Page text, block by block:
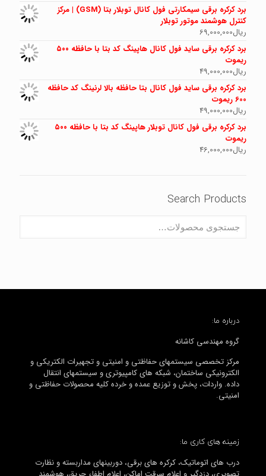
برد کرکره برقی سیمکارتی فول کانال توبلار بتا (GSM) | مرکز
کنترل هوشمند موتور توبلار
ریال69,000,000
برد کرکره برقی ساید فول کانال هاپینگ کد بتا با حافظه ۵۰۰
ریموت
ریال49,000,000
برد کرکره برقی ساید فول کانال بتا حافظه بالا لرنینگ کد حافظه
600 ریموت
ریال49,000,000
برد کرکره برقی فول کانال توبلار هاپینگ کد بتا با حافظه ۵۰۰
ریموت
ریال46,000,000
Search Products
درباره ما:
گروه مهندسی کاشانه
مرکز تخصصی سیستمهای حفاظتی و امنیتی و تجهیرات الکتریکی و
الکترونیکی ساختمان، شبکه های کامپیوتری و سیستمهای انتقال
داده. واردات، پخش و توزیع عمده و خرده کلیه محصولات حفاظتی و
امنیتی.
زمینه های کاری ما:
درب های اتوماتیک، کرکره های برقی، دوربینهای مداربسته و نظارت